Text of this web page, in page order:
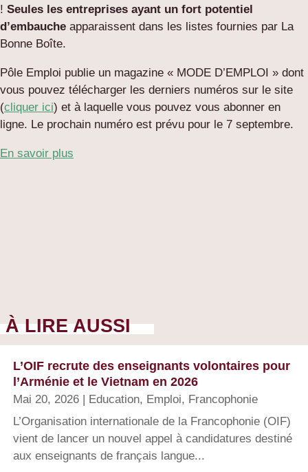
! Seules les entreprises ayant un fort potentiel
d’embauche apparaissent dans les listes fournies par La
Bonne Boîte.
Pôle Emploi publie un magazine « MODE D’EMPLOI » dont
vous pouvez télécharger les derniers numéros sur le site
(cliquer ici) et à laquelle vous pouvez vous abonner en
ligne. Le prochain numéro est prévu pour le 7 septembre.
En savoir plus
À LIRE AUSSI
L’OIF recrute des enseignants volontaires pour
l’Arménie et le Vietnam en 2026
Mai 20, 2026 Education, Emploi, Francophonie
L’Organisation internationale de la Francophonie (OIF)
vient de lancer un nouvel appel à candidatures destiné
aux enseignants de français langue...